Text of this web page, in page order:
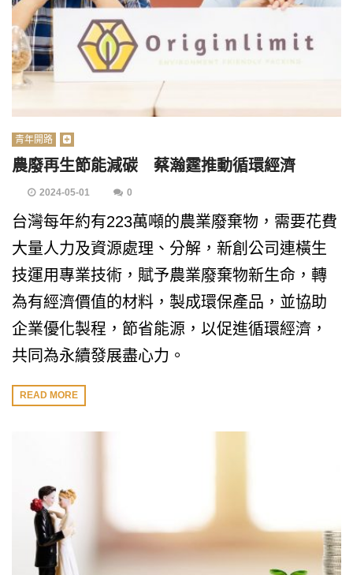
青年開路
農廢再生節能減碳 蔡瀚霆推動循環經濟
2024-05-01 0
台灣每年約有223萬噸的農業廢棄物，需要花費
大量人力及資源處理、分解，新創公司連橫生
技運用專業技術，賦予農業廢棄物新生命，轉
為有經濟價值的材料，製成環保產品，並協助
企業優化製程，節省能源，以促進循環經濟，
共同為永續發展盡心力。
READ MORE